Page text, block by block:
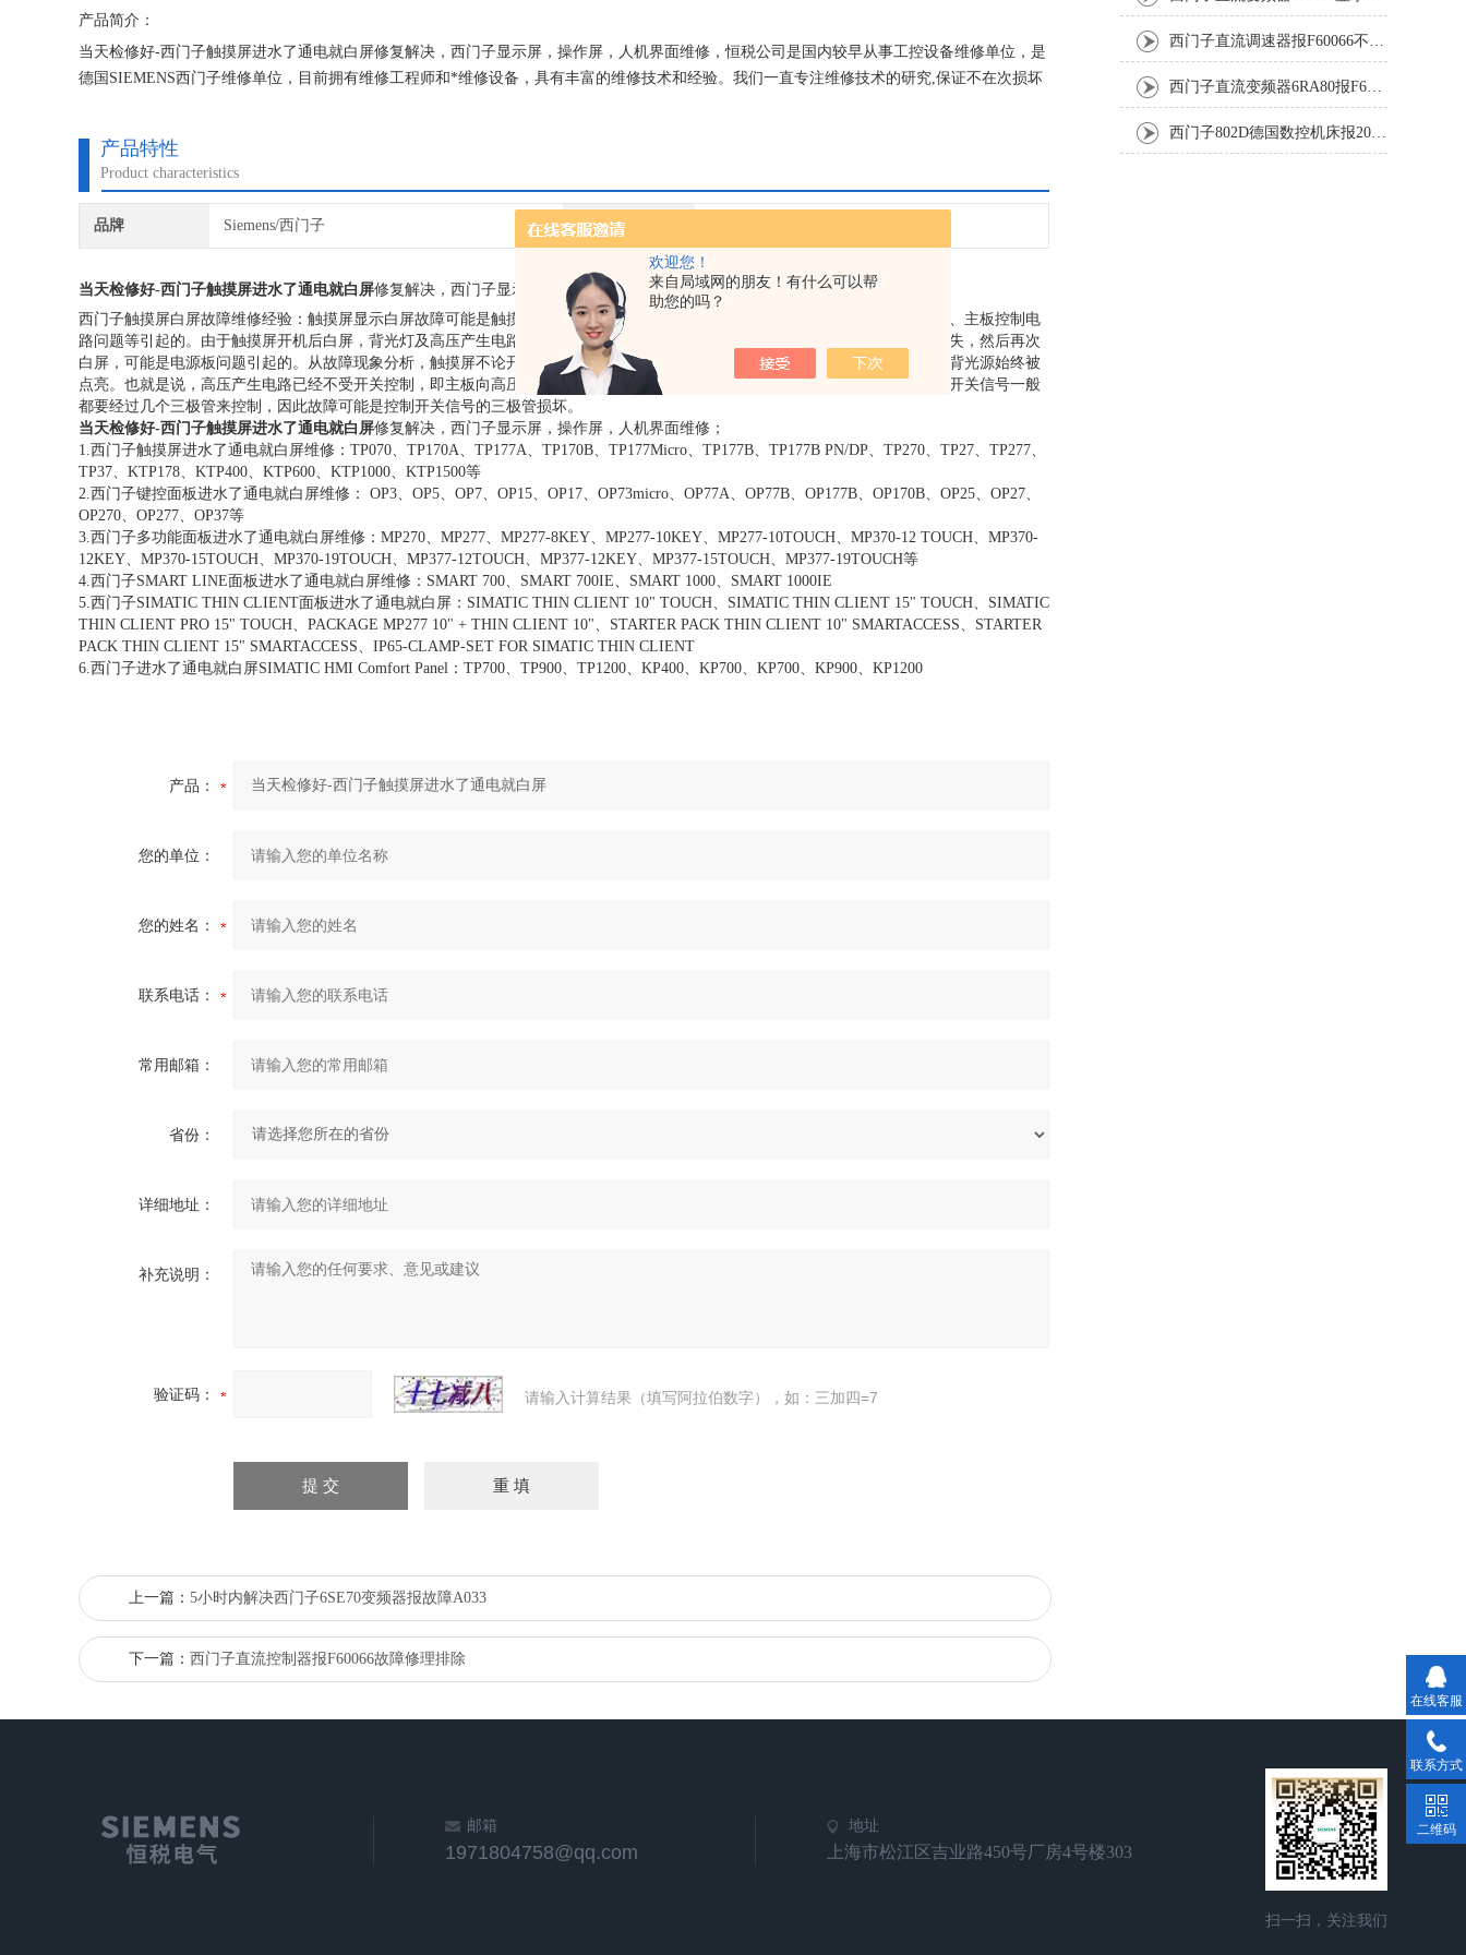
欢迎您！
来自局域网的朋友！有什么可以帮
助您的吗？
产品简介：
当天检修好-西门子触摸屏进水了通电就白屏修复解决，西门子显示屏，操作屏，人机界面维修，恒税公司是国内较早从事工控设备维修单位，是
德国SIEMENS西门子维修单位，目前拥有维修工程师和*维修设备，具有丰富的维修技术和经验。我们一直专注维修技术的研究,保证不在次损坏
产品特性
Product characteristics
品牌 Siemens/西门子 应用领域
当天检修好-西门子触摸屏进水了通电就白屏修复解决，西门子显示屏，操作屏，人机界面维修
西门子触摸屏白屏故障维修经验：触摸屏显示白屏故障可能是触摸屏面板驱动电路问题、触摸屏面板供电电路问题、屏线接触不良、主板控制电
路问题等引起的。由于触摸屏开机后白屏，背光灯及高压产生电路工作正常，但触摸屏面板没有得到驱动信号。如果关机后画面消失，然后再次
白屏，可能是电源板问题引起的。从故障现象分析，触摸屏不论开机还是关机，只要插上电源，高压产生电路始终处于工作状态，背光源始终被
点亮。也就是说，高压产生电路已经不受开关控制，即主板向高压产生电路发出的开关信号失去了控制。由于主板微处理器发出的开关信号一般
都要经过几个三极管来控制，因此故障可能是控制开关信号的三极管损坏。
当天检修好-西门子触摸屏进水了通电就白屏修复解决，西门子显示屏，操作屏，人机界面维修；
1.西门子触摸屏进水了通电就白屏维修：TP070、TP170A、TP177A、TP170B、TP177Micro、TP177B、TP177B PN/DP、TP270、TP27、TP277、
TP37、KTP178、KTP400、KTP600、KTP1000、KTP1500等
2.西门子键控面板进水了通电就白屏维修： OP3、OP5、OP7、OP15、OP17、OP73micro、OP77A、OP77B、OP177B、OP170B、OP25、OP27、
OP270、OP277、OP37等
3.西门子多功能面板进水了通电就白屏维修：MP270、MP277、MP277-8KEY、MP277-10KEY、MP277-10TOUCH、MP370-12 TOUCH、MP370-
12KEY、MP370-15TOUCH、MP370-19TOUCH、MP377-12TOUCH、MP377-12KEY、MP377-15TOUCH、MP377-19TOUCH等
4.西门子SMART LINE面板进水了通电就白屏维修：SMART 700、SMART 700IE、SMART 1000、SMART 1000IE
5.西门子SIMATIC THIN CLIENT面板进水了通电就白屏：SIMATIC THIN CLIENT 10" TOUCH、SIMATIC THIN CLIENT 15" TOUCH、SIMATIC
THIN CLIENT PRO 15" TOUCH、PACKAGE MP277 10" + THIN CLIENT 10"、STARTER PACK THIN CLIENT 10" SMARTACCESS、STARTER
PACK THIN CLIENT 15" SMARTACCESS、IP65-CLAMP-SET FOR SIMATIC THIN CLIENT
6.西门子进水了通电就白屏SIMATIC HMI Comfort Panel：TP700、TP900、TP1200、KP400、KP700、KP700、KP900、KP1200
产品：
您的单位：
您的姓名：
联系电话：
常用邮箱：
省份：
详细地址：
补充说明：
验证码： 请输入计算结果（填写阿拉伯数字），如：三加四=7
上一篇： 5小时内解决西门子6SE70变频器报故障A033
下一篇： 西门子直流控制器报F60066故障修理排除
西门子直流调速器报F60066不能复位修复解决
西门子直流变频器6RA80报F60005修复排除
西门子802D德国数控机床报207016停机修复
邮箱
1971804758@qq.com
地址
上海市松江区吉业路450号厂房4号楼303
扫一扫，关注我们
在线客服
联系方式
二维码